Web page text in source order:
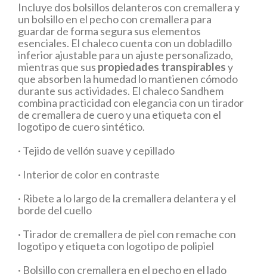
Incluye dos bolsillos delanteros con cremallera y
un bolsillo en el pecho con cremallera para
guardar de forma segura sus elementos
esenciales. El chaleco cuenta con un dobladillo
inferior ajustable para un ajuste personalizado,
mientras que sus propiedades transpirablesy
que absorben la humedad lo mantienen cómodo
durante sus actividades. El chaleco Sandhem
combina practicidad con elegancia con un tirador
de cremallera de cuero y una etiqueta con el
logotipo de cuero sintético.
· Tejido de vellón suave y cepillado
· Interior de color en contraste
· Ribete a lo largo de la cremallera delantera y el
borde del cuello
· Tirador de cremallera de piel con remache con
logotipo y etiqueta con logotipo de polipiel
· Bolsillo con cremallera en el pecho en el lado